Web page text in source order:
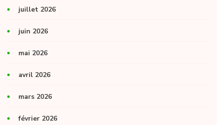
juillet 2026
juin 2026
mai 2026
avril 2026
mars 2026
février 2026